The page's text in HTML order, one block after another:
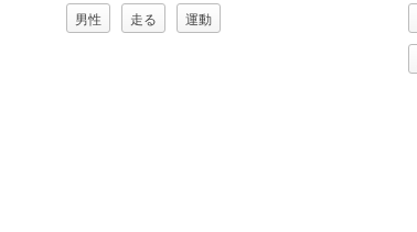
男性 走る 運動